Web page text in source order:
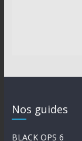
Nos guides
BLACK OPS 6